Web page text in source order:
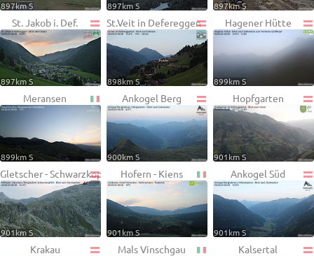
897km S 897km S 897km S
St. Jakob i. Def.
897km S
St.Veit in Defereggen
898km S
Hagener Hütte
899km S
Meransen
899km S
Ankogel Berg
900km S
Hopfgarten
901km S
Gletscher - Schwarzkopf
901km S
Hofern - Kiens
901km S
Ankogel Süd
901km S
Krakau Mals Vinschgau Kalsertal